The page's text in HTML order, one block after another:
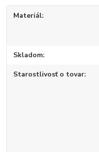
Materiál
Skladom
Starostlivosť o tovar